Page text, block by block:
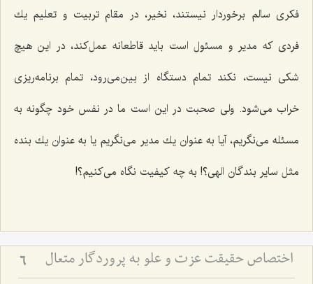
فكری سالم برخوردار نیستند، نخیر، در مقام تربیت و تعلیم یك
فردی كه مدیر و مسئول است باید قاطعانه عمل‌كند، در این هیچ
شكی نیست، نكند تمام دستگاه از بین‌می‌رود، تمام برنامه‌ریزی
خراب می‌شود. ولی صحبت در این است ما در نفس خود چگونه به
مسئله می‌نگریم، آیا به عنوان یك مدیر می‌نگریم یا به عنوان یك بنده
مثل سایر بندگان الهی؟! به چه كیفیت نگاه می‌كنیم؟!
اختصاص حقیقت عزت و علو به پروردگار متعال‏ 6